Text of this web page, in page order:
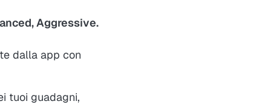
Aggressive.
dalla app con
tuoi guadagni,